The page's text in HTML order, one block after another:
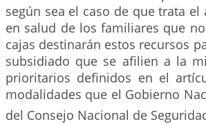
según sea el caso de que trata el
en salud de los familiares que
cajas destinarán estos recursos
subsidiado que se afilien a la
prioritarios definidos en el
modalidades que el Gobierno
del Consejo Nacional de